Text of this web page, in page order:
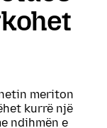
meriton
kurrë një
ndihmën e